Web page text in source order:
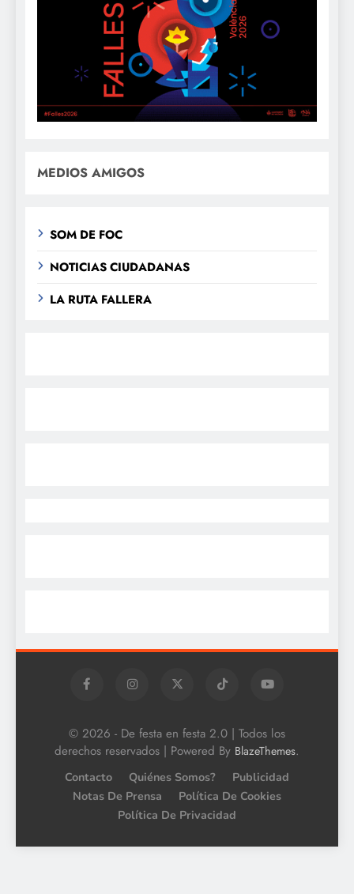
MEDIOS AMIGOS
SOM DE FOC
NOTICIAS CIUDADANAS
LA RUTA FALLERA
© 2026 - De festa en festa 2.0 | Todos los
derechos reservados | Powered By BlazeThemes.
Contacto Quiénes Somos?
Publicidad
Notas De Prensa
Política De Cookies
Política De Privacidad